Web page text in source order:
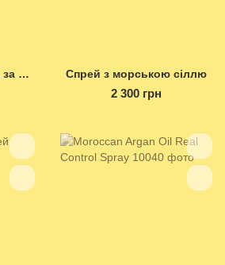
Інноваційний догляд за волоссям 9 Seconds Спрей з морською сіллю
2 300 грн